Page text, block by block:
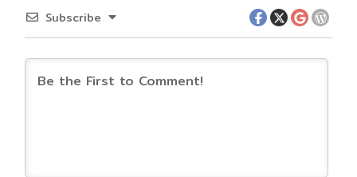
Subscribe